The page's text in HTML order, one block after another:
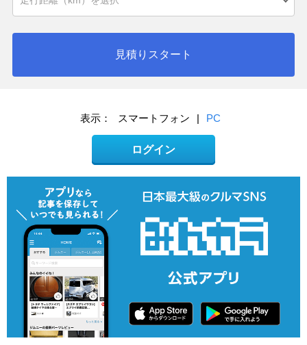
見積りスタート
表示： スマートフォン | PC
ログイン